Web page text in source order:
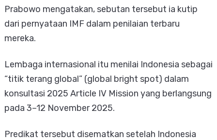
Prabowo mengatakan, sebutan tersebut ia kutip
dari pernyataan IMF dalam penilaian terbaru
mereka.
Lembaga internasional itu menilai Indonesia sebagai
“titik terang global” (global bright spot) dalam
konsultasi 2025 Article IV Mission yang berlangsung
pada 3–12 November 2025.
Predikat tersebut disematkan setelah Indonesia